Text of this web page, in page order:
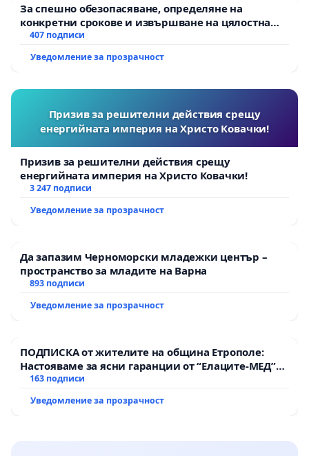
За спешно обезопасяване, определяне на
конкретни срокове и извършване на цялостна
рехабилитация на републиканския път между
Мирово - к.к. Момин проход
407 подписи
Уведомление за прозрачност
Призив за решителни действия срещу
енергийната империя на Христо Ковачки!
Призив за решителни действия срещу
енергийната империя на Христо Ковачки!
3 247 подписи
Уведомление за прозрачност
Да запазим Черноморски младежки център –
пространство за младите на Варна
893 подписи
Уведомление за прозрачност
ПОДПИСКА от жителите на община Етрополе:
Настояваме за ясни гаранции от “Елаците-МЕД”
АД и от държавата, че ще се изпълнят всички
163 подписи
Уведомление за прозрачност